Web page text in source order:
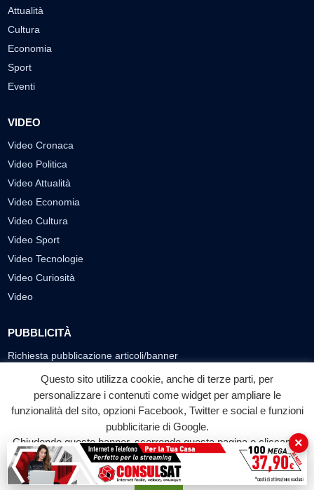
Attualità
Cultura
Economia
Sport
Eventi
VIDEO
Video Cronaca
Video Politica
Video Attualità
Video Economia
Video Cultura
Video Sport
Video Tecnologie
Video Curiosità
Video
PUBBLICITÀ
Richiesta pubblicazione articoli/banner
SEGUICI SUI SOCIAL
f
Facebook
◎ ▶
YouTube
© 2026 LABTV - Tutti i diritti riservati
Questo sito utilizza cookie, anche di terze parti, per
personalizzare i contenuti come widget per ampliare le
funzionalità del sito, opzioni Facebook, Twitter e social e funzioni
pubblicitarie di Google.
Chiudendo questo banner, scorrendo questa pagina o cliccando
su qualunque suo elemento acconsenti all'uso dei cookie.
Accetta
×